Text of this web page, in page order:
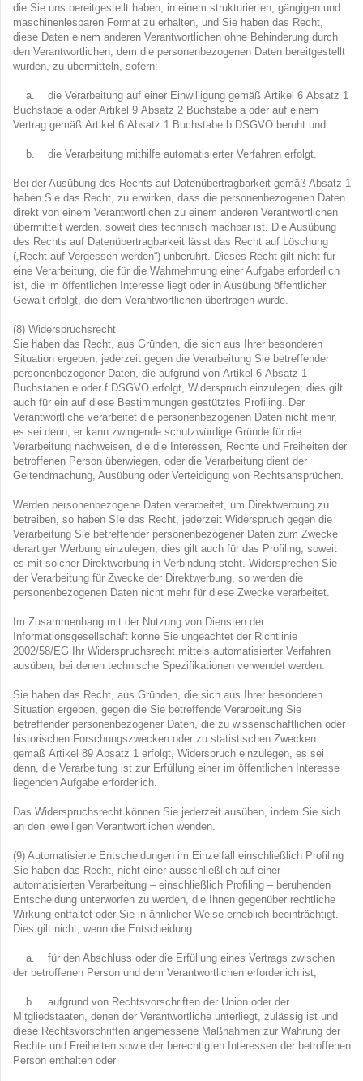
die Sie uns bereitgestellt haben, in einem strukturierten, gängigen und
maschinenlesbaren Format zu erhalten, und Sie haben das Recht,
diese Daten einem anderen Verantwortlichen ohne Behinderung durch
den Verantwortlichen, dem die personenbezogenen Daten bereitgestellt
wurden, zu übermitteln, sofern:
a. die Verarbeitung auf einer Einwilligung gemäß Artikel 6 Absatz 1
Buchstabe a oder Artikel 9 Absatz 2 Buchstabe a oder auf einem
Vertrag gemäß Artikel 6 Absatz 1 Buchstabe b DSGVO beruht und
b. die Verarbeitung mithilfe automatisierter Verfahren erfolgt.
Bei der Ausübung des Rechts auf Datenübertragbarkeit gemäß Absatz 1
haben Sie das Recht, zu erwirken, dass die personenbezogenen Daten
direkt von einem Verantwortlichen zu einem anderen Verantwortlichen
übermittelt werden, soweit dies technisch machbar ist. Die Ausübung
des Rechts auf Datenübertragbarkeit lässt das Recht auf Löschung
(„Recht auf Vergessen werden“) unberührt. Dieses Recht gilt nicht für
eine Verarbeitung, die für die Wahrnehmung einer Aufgabe erforderlich
ist, die im öffentlichen Interesse liegt oder in Ausübung öffentlicher
Gewalt erfolgt, die dem Verantwortlichen übertragen wurde.
(8) Widerspruchsrecht
Sie haben das Recht, aus Gründen, die sich aus Ihrer besonderen
Situation ergeben, jederzeit gegen die Verarbeitung Sie betreffender
personenbezogener Daten, die aufgrund von Artikel 6 Absatz 1
Buchstaben e oder f DSGVO erfolgt, Widerspruch einzulegen; dies gilt
auch für ein auf diese Bestimmungen gestütztes Profiling. Der
Verantwortliche verarbeitet die personenbezogenen Daten nicht mehr,
es sei denn, er kann zwingende schutzwürdige Gründe für die
Verarbeitung nachweisen, die die Interessen, Rechte und Freiheiten der
betroffenen Person überwiegen, oder die Verarbeitung dient der
Geltendmachung, Ausübung oder Verteidigung von Rechtsansprüchen.
Werden personenbezogene Daten verarbeitet, um Direktwerbung zu
betreiben, so haben SIe das Recht, jederzeit Widerspruch gegen die
Verarbeitung Sie betreffender personenbezogener Daten zum Zwecke
derartiger Werbung einzulegen; dies gilt auch für das Profiling, soweit
es mit solcher Direktwerbung in Verbindung steht. Widersprechen Sie
der Verarbeitung für Zwecke der Direktwerbung, so werden die
personenbezogenen Daten nicht mehr für diese Zwecke verarbeitet.
Im Zusammenhang mit der Nutzung von Diensten der
Informationsgesellschaft könne Sie ungeachtet der Richtlinie
2002/58/EG Ihr Widerspruchsrecht mittels automatisierter Verfahren
ausüben, bei denen technische Spezifikationen verwendet werden.
Sie haben das Recht, aus Gründen, die sich aus Ihrer besonderen
Situation ergeben, gegen die Sie betreffende Verarbeitung Sie
betreffender personenbezogener Daten, die zu wissenschaftlichen oder
historischen Forschungszwecken oder zu statistischen Zwecken
gemäß Artikel 89 Absatz 1 erfolgt, Widerspruch einzulegen, es sei
denn, die Verarbeitung ist zur Erfüllung einer im öffentlichen Interesse
liegenden Aufgabe erforderlich.
Das Widerspruchsrecht können Sie jederzeit ausüben, indem Sie sich
an den jeweiligen Verantwortlichen wenden.
(9) Automatisierte Entscheidungen im Einzelfall einschließlich Profiling
Sie haben das Recht, nicht einer ausschließlich auf einer
automatisierten Verarbeitung – einschließlich Profiling – beruhenden
Entscheidung unterworfen zu werden, die Ihnen gegenüber rechtliche
Wirkung entfaltet oder Sie in ähnlicher Weise erheblich beeinträchtigt.
Dies gilt nicht, wenn die Entscheidung:
a. für den Abschluss oder die Erfüllung eines Vertrags zwischen
der betroffenen Person und dem Verantwortlichen erforderlich ist,
b. aufgrund von Rechtsvorschriften der Union oder der
Mitgliedstaaten, denen der Verantwortliche unterliegt, zulässig ist und
diese Rechtsvorschriften angemessene Maßnahmen zur Wahrung der
Rechte und Freiheiten sowie der berechtigten Interessen der betroffenen
Person enthalten oder